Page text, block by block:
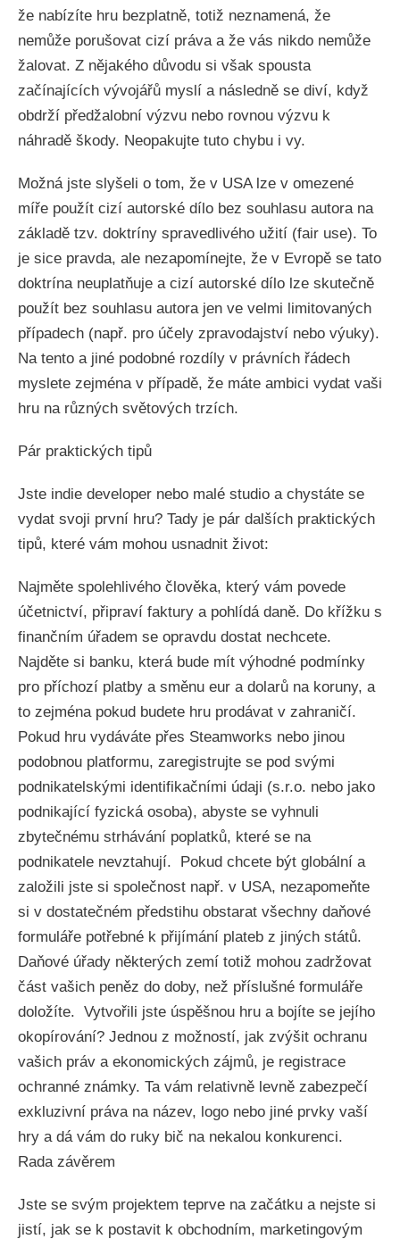
že nabízíte hru bezplatně, totiž neznamená, že
nemůže porušovat cizí práva a že vás nikdo nemůže
žalovat. Z nějakého důvodu si však spousta
začínajících vývojářů myslí a následně se diví, když
obdrží předžalobní výzvu nebo rovnou výzvu k
náhradě škody. Neopakujte tuto chybu i vy.
Možná jste slyšeli o tom, že v USA lze v omezené
míře použít cizí autorské dílo bez souhlasu autora na
základě tzv. doktríny spravedlivého užití (fair use). To
je sice pravda, ale nezapomínejte, že v Evropě se tato
doktrína neuplatňuje a cizí autorské dílo lze skutečně
použít bez souhlasu autora jen ve velmi limitovaných
případech (např. pro účely zpravodajství nebo výuky).
Na tento a jiné podobné rozdíly v právních řádech
myslete zejména v případě, že máte ambici vydat vaši
hru na různých světových trzích.
Pár praktických tipů
Jste indie developer nebo malé studio a chystáte se
vydat svoji první hru? Tady je pár dalších praktických
tipů, které vám mohou usnadnit život:
Najměte spolehlivého člověka, který vám povede
účetnictví, připraví faktury a pohlídá daně. Do křížku s
finančním úřadem se opravdu dostat nechcete.
Najděte si banku, která bude mít výhodné podmínky
pro příchozí platby a směnu eur a dolarů na koruny, a
to zejména pokud budete hru prodávat v zahraničí.
Pokud hru vydáváte přes Steamworks nebo jinou
podobnou platformu, zaregistrujte se pod svými
podnikatelskými identifikačními údaji (s.r.o. nebo jako
podnikající fyzická osoba), abyste se vyhnuli
zbytečnému strhávání poplatků, které se na
podnikatele nevztahují. Pokud chcete být globální a
založili jste si společnost např. v USA, nezapomeňte
si v dostatečném předstihu obstarat všechny daňové
formuláře potřebné k přijímání plateb z jiných států.
Daňové úřady některých zemí totiž mohou zadržovat
část vašich peněz do doby, než příslušné formuláře
doložíte. Vytvořili jste úspěšnou hru a bojíte se jejího
okopírování? Jednou z možností, jak zvýšit ochranu
vašich práv a ekonomických zájmů, je registrace
ochranné známky. Ta vám relativně levně zabezpečí
exkluzivní práva na název, logo nebo jiné prvky vaší
hry a dá vám do ruky bič na nekalou konkurenci.
Rada závěrem
Jste se svým projektem teprve na začátku a nejste si
jistí, jak se k postavit k obchodním, marketingovým